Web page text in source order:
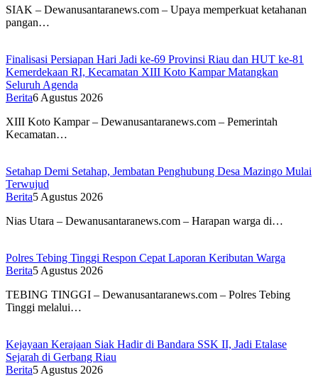
SIAK – Dewanusantaranews.com – Upaya memperkuat ketahanan
pangan…
Finalisasi Persiapan Hari Jadi ke-69 Provinsi Riau dan HUT ke-81
Kemerdekaan RI, Kecamatan XIII Koto Kampar Matangkan
Seluruh Agenda
Berita6 Agustus 2026
XIII Koto Kampar – Dewanusantaranews.com – Pemerintah
Kecamatan…
Setahap Demi Setahap, Jembatan Penghubung Desa Mazingo Mulai
Terwujud
Berita5 Agustus 2026
Nias Utara – Dewanusantaranews.com – Harapan warga di…
Polres Tebing Tinggi Respon Cepat Laporan Keributan Warga
Berita5 Agustus 2026
TEBING TINGGI – Dewanusantaranews.com – Polres Tebing
Tinggi melalui…
Kejayaan Kerajaan Siak Hadir di Bandara SSK II, Jadi Etalase
Sejarah di Gerbang Riau
Berita5 Agustus 2026